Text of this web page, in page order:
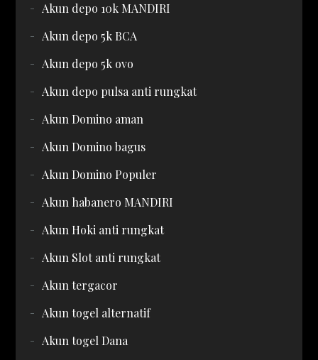
Akun depo 10k MANDIRI
Akun depo 5k BCA
Akun depo 5k ovo
Akun depo pulsa anti rungkat
Akun Domino aman
Akun Domino bagus
Akun Domino Populer
Akun habanero MANDIRI
Akun Hoki anti rungkat
Akun Slot anti rungkat
Akun tergacor
Akun togel alternatif
Akun togel Dana